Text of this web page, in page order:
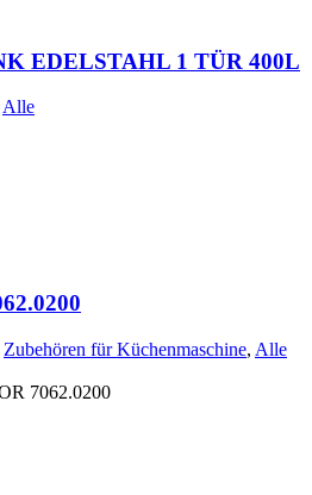
EDELSTAHL 1 TÜR 400L
Alle
Zubehören für Küchenmaschine, Alle
7062.0200